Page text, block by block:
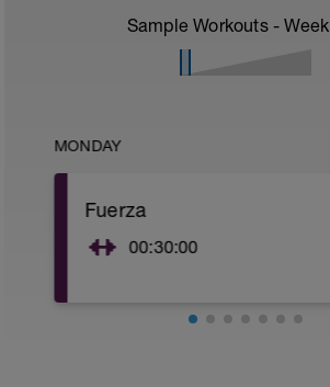
Sample Workouts - Week
MONDAY
Fuerza
00:30:00